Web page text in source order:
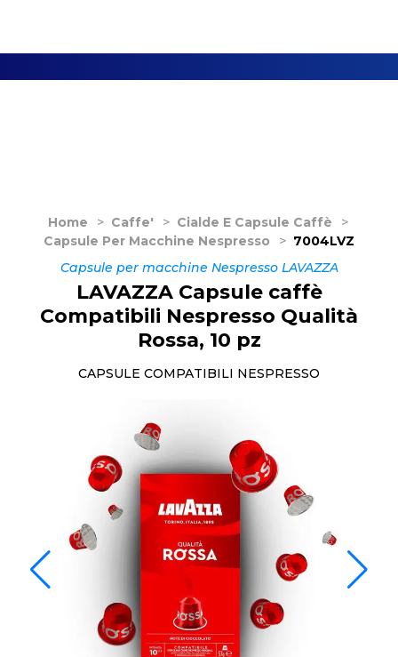
Home > Caffe' > Cialde E Capsule Caffè
>
Capsule Per Macchine Nespresso
> 7004LVZ
Capsule per macchine Nespresso LAVAZZA
LAVAZZA Capsule caffè
Compatibili Nespresso Qualità
Rossa, 10 pz
CAPSULE COMPATIBILI NESPRESSO